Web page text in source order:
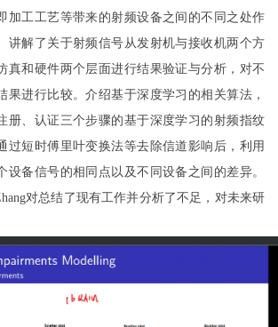
加工工艺等带来的射频设备之间的不同之处作
讲解了关于射频信号从发射机与接收机两个方
真和硬件两个层面进行结果验证与分析，对不
果进行比较。介绍基于深度学习 的相关算法，
册、认证三个步骤的基于深度学习的射频指纹
过短时傅里叶变换法等去除信道影响后，利用
设备信号的相同点以及不同设备之间的差异。
对总结了现有工作并分析了不足，对未来研